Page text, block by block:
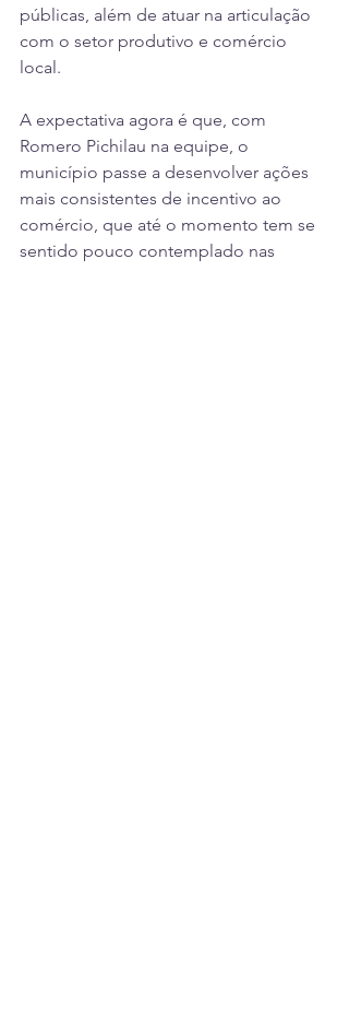
públicas, além de atuar na articulação
com o setor produtivo e comércio
local.
A expectativa agora é que, com
Romero Pichilau na equipe, o
município passe a desenvolver ações
mais consistentes de incentivo ao
comércio, que até o momento tem se
sentido pouco contemplado nas